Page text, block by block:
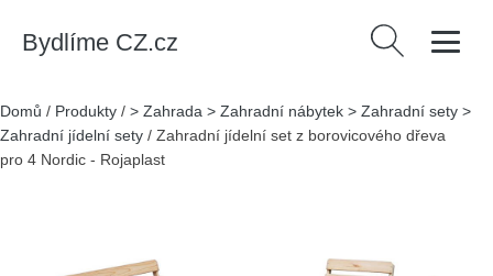
Bydlíme CZ.cz Vyhledávání
Domů / Produkty / > Zahrada > Zahradní nábytek > Zahradní sety >
Zahradní jídelní sety / Zahradní jídelní set z borovicového dřeva
pro 4 Nordic - Rojaplast